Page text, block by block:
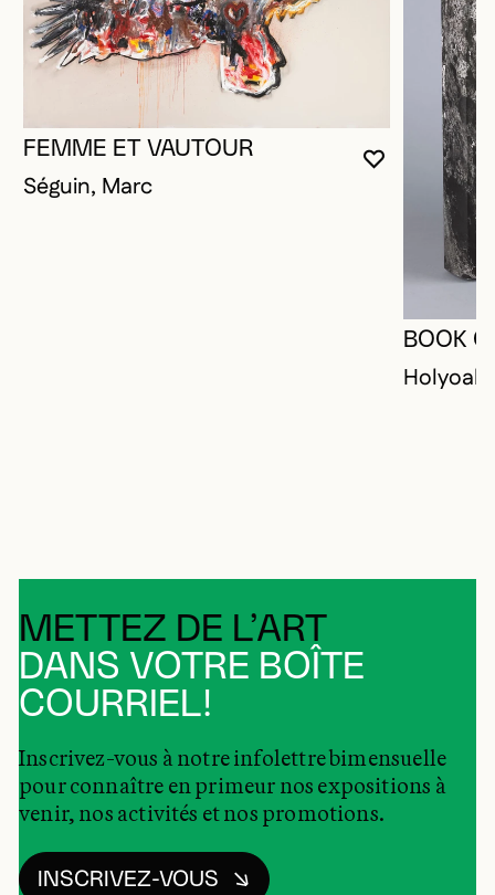
VOUS
FERMER
OUVRIR LA
FEMME ET VAUTOUR
Séguin, Marc
BOOK
METTEZ DE L’ART
DANS VOTRE BOÎTE
COURRIEL!
Inscrivez-vous à notre infolettre bimensuelle
pour connaître en primeur nos expositions à
venir, nos activités et nos promotions.
INSCRIVEZ-VOUS